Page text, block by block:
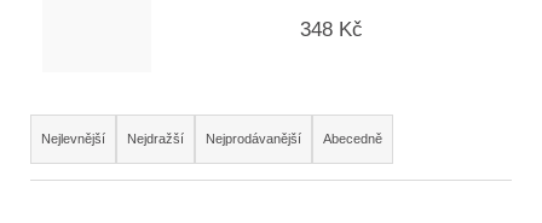
348 Kč
Ř
a
Nejlevnější Nejdražší Nejprodávanější Abecedně